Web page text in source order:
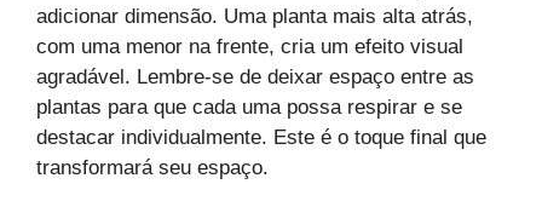
adicionar dimensão. Uma planta mais alta atrás,
com uma menor na frente, cria um efeito visual
agradável. Lembre-se de deixar espaço entre as
plantas para que cada uma possa respirar e se
destacar individualmente. Este é o toque final que
transformará seu espaço.